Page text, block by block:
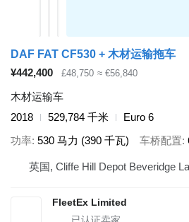
DAF FAT CF530 + 木材运输拖车
¥442,400
£48,750 ≈ €56,840
木材运输车
2018
529,784 千米
Euro 6
功率 530 马力 (390 千瓦) 车桥配置
英国, Cliffe Hill Depot
FleetEx Limited